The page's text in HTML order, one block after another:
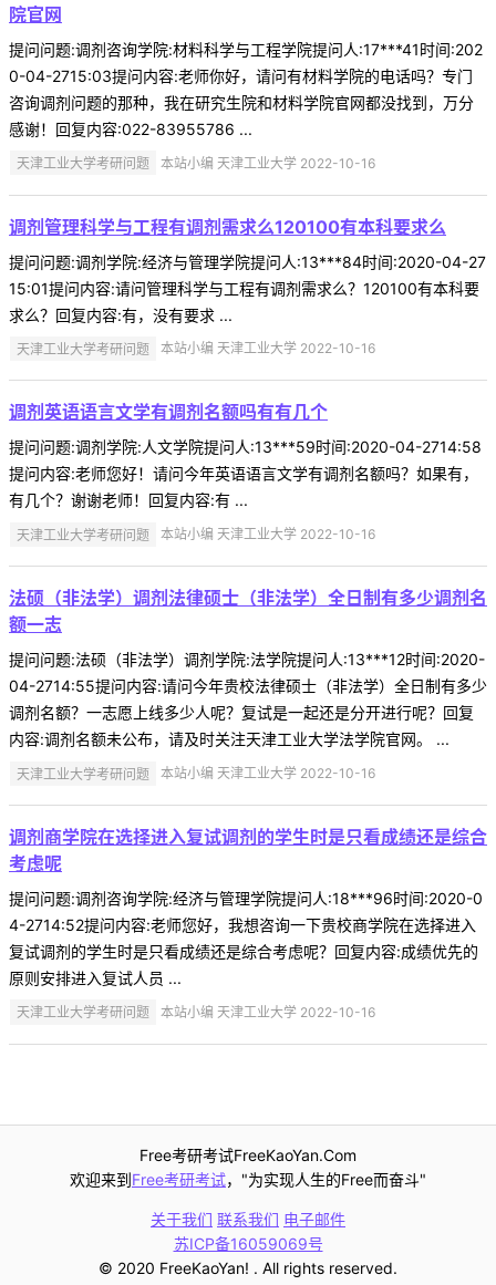
院官网
提问问题:调剂咨询学院:材料科学与工程学院提问人:17***41时间:202
0-04-2715:03提问内容:老师你好，请问有材料学院的电话吗？专门
咨询调剂问题的那种，我在研究生院和材料学院官网都没找到，万分
感谢！回复内容:022-83955786 ...
天津工业大学考研问题 本站小编 天津工业大学 2022-10-16
调剂管理科学与工程有调剂需求么120100有本科要求么
提问问题:调剂学院:经济与管理学院提问人:13***84时间:2020-04-27
15:01提问内容:请问管理科学与工程有调剂需求么？120100有本科要
求么？回复内容:有，没有要求 ...
天津工业大学考研问题 本站小编 天津工业大学 2022-10-16
调剂英语语言文学有调剂名额吗有有几个
提问问题:调剂学院:人文学院提问人:13***59时间:2020-04-2714:58
提问内容:老师您好！请问今年英语语言文学有调剂名额吗？如果有，
有几个？谢谢老师！回复内容:有 ...
天津工业大学考研问题 本站小编 天津工业大学 2022-10-16
法硕（非法学）调剂法律硕士（非法学）全日制有多少调剂名
额一志
提问问题:法硕（非法学）调剂学院:法学院提问人:13***12时间:2020-
04-2714:55提问内容:请问今年贵校法律硕士（非法学）全日制有多少
调剂名额？一志愿上线多少人呢？复试是一起还是分开进行呢？回复
内容:调剂名额未公布，请及时关注天津工业大学法学院官网。 ...
天津工业大学考研问题 本站小编 天津工业大学 2022-10-16
调剂商学院在选择进入复试调剂的学生时是只看成绩还是综合
考虑呢
提问问题:调剂咨询学院:经济与管理学院提问人:18***96时间:2020-0
4-2714:52提问内容:老师您好，我想咨询一下贵校商学院在选择进入
复试调剂的学生时是只看成绩还是综合考虑呢？回复内容:成绩优先的
原则安排进入复试人员 ...
天津工业大学考研问题 本站小编 天津工业大学 2022-10-16
Free考研考试FreeKaoYan.Com
欢迎来到Free考研考试，"为实现人生的Free而奋斗"
关于我们 联系我们 电子邮件
苏ICP备16059069号
© 2020 FreeKaoYan! . All rights reserved.